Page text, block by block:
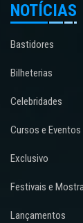
NOTÍCIAS
Bastidores
Bilheterias
Celebridades
Cursos e Eventos
Exclusivo
Festivais e
Lançamentos